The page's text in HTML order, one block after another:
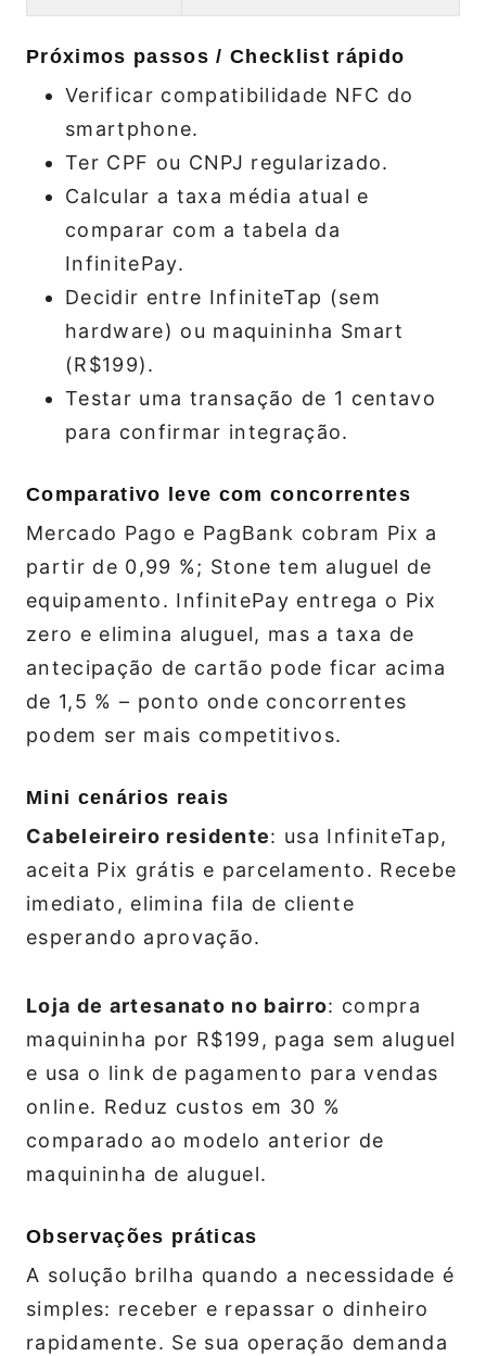
Próximos passos / Checklist rápido
Verificar compatibilidade NFC do
smartphone.
Ter CPF ou CNPJ regularizado.
Calcular a taxa média atual e
comparar com a tabela da
InfinitePay.
Decidir entre InfiniteTap (sem
hardware) ou maquininha Smart
(R$199).
Testar uma transação de 1 centavo
para confirmar integração.
Comparativo leve com concorrentes
Mercado Pago e PagBank cobram Pix a
partir de 0,99 %; Stone tem aluguel de
equipamento. InfinitePay entrega o Pix
zero e elimina aluguel, mas a taxa de
antecipação de cartão pode ficar acima
de 1,5 % – ponto onde concorrentes
podem ser mais competitivos.
Mini cenários reais
Cabeleireiro residente: usa InfiniteTap,
aceita Pix grátis e parcelamento. Recebe
imediato, elimina fila de cliente
esperando aprovação.
Loja de artesanato no bairro: compra
maquininha por R$199, paga sem aluguel
e usa o link de pagamento para vendas
online. Reduz custos em 30 %
comparado ao modelo anterior de
maquininha de aluguel.
Observações práticas
A solução brilha quando a necessidade é
simples: receber e repassar o dinheiro
rapidamente. Se sua operação demanda